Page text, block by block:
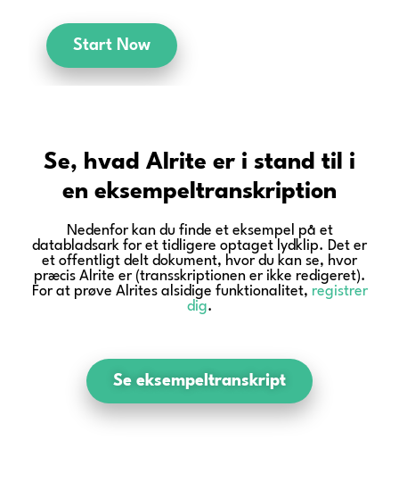
Start Now
Se, hvad Alrite er i stand til i
en eksempeltranskription
Nedenfor kan du finde et eksempel på et
databladsark for et tidligere optaget lydklip. Det er
et offentligt delt dokument, hvor du kan se, hvor
præcis Alrite er (transskriptionen er ikke redigeret).
For at prøve Alrites alsidige funktionalitet, registrer
dig.
Se eksempeltranskript